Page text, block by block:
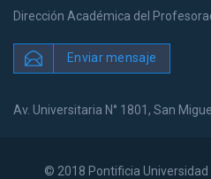
Dirección Académica del
Enviar mensaje
Av. Universitaria N° 1801, San
© 2018 Pontificia